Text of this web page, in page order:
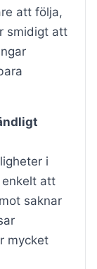
att följa,
smidigt att
i
att
saknar
mycket